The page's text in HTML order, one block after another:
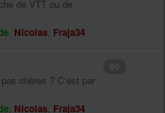
de VTT ou de
, Nicolas, Fraja34
chères ? C'est par
, Nicolas, Fraja34
90